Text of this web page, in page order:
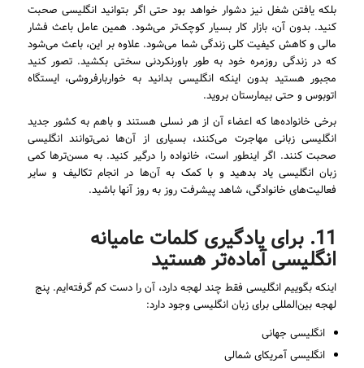
بلکه یافتن شغل نیز دشوار خواهد بود حتی اگر بتوانید انگلیسی صحبت
کنید. بدون آن، بازار کار بسیار کوچک‌تر می‌شود. همین عامل باعث فشار
مالی و کاهش کیفیت کلی زندگی شما می‌شود. علاوه بر این، باعث می‌شود
که در زندگی روزمره خود به طور باورنکردنی سختی بکشید. تصور کنید
مجبور هستید بدون اینکه انگلیسی بدانید به خواربارفروشی، ایستگاه
اتوبوس و حتی بیمارستان بروید.
برخی خانواده‌ها که اعضاء آن از هر نسلی هستند و باهم به کشور جدید
انگلیسی زبانی مهاجرت می‌کنند، بسیاری از آن‌ها نمی‌توانند انگلیسی
صحبت کنند. اگر اینطور است، خانواده را درگیر کنید. به مسن‌ترها کمی
زبان انگلیسی یاد بدهید و با کمک به آن‌ها در انجام تکالیف و سایر
فعالیت‌های خانوادگی، شاهد پیشرفت روز به روز آنها باشید.
11. برای یادگیری کلمات عامیانه
انگلیسی آماده‌تر هستید
اینکه بگوییم انگلیسی فقط چند لهجه دارد، آن را دست کم گرفته‌ایم. پنج
لهجه بین‌المللی برای زبان انگلیسی وجود دارد:
انگلیسی جهانی
انگلیسی آمریکای شمالی